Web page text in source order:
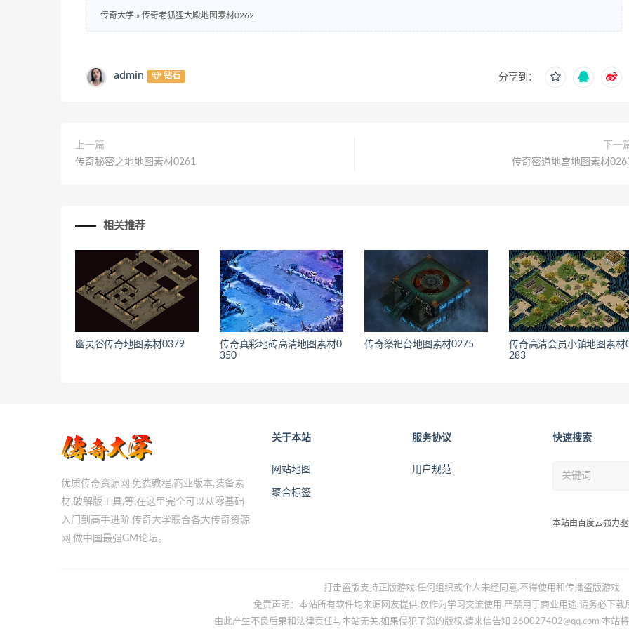
传奇大学 » 传奇老狐狸大殿地图素材0262
admin 钻石 分享到：
上一篇
传奇秘密之地地图素材0261
下一
传奇密道地宫地图素材
相关推荐
幽灵谷传奇地图素材0379
传奇真彩地砖高清地图素材0
350
传奇祭祀台地图素材0275
传奇高清会员小镇地图素材
283
优质传奇资源网,免费教程,商业版本,装备素
材,破解版工具,等,在这里完全可以从零基础
入门到高手进阶,传奇大学联合各大传奇资源
网,做中国最强GM论坛。
关于本站
网站地图
聚合标签
服务协议
用户规范
快速搜索
本站由百度云强力
打击盗版支持正版游戏,任何组织或个人未经同意,不得使用和传播盗版游戏
免责声明：本站所有软件均来源网友提供.仅作为学习交流使用.严禁用于商业用途.请务必下载
由此产生不良后果和法律责任与本站无关,如果侵犯了您的版权,请来信告知 260027402@qq.com 本站